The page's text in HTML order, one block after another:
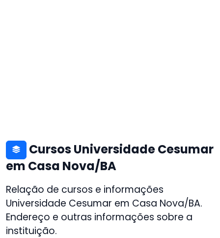
Cursos Universidade Cesumar
em Casa Nova/BA
Relação de cursos e informações
Universidade Cesumar em Casa Nova/BA.
Endereço e outras informações sobre a
instituição.